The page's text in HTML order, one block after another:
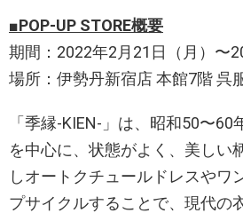
■POP-UP STORE概要
期間：2022年2⽉21⽇（月）〜
場所：伊勢丹新宿店 本館7階 呉
「季縁-KIEN-」は、昭和50〜
を中⼼に、状態がよく、美しい
しオートクチュールドレスやワ
プサイクルすることで、現代の